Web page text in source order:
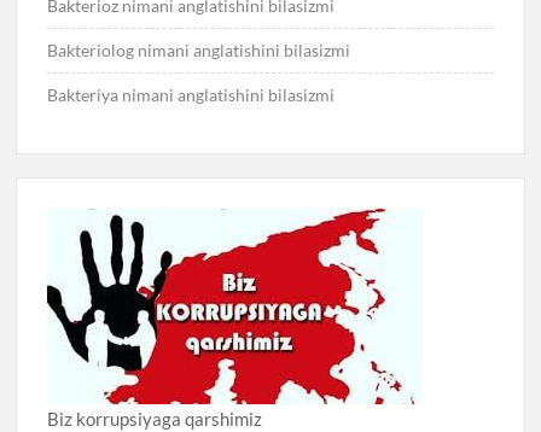
Bakterioz nimani anglatishini bilasizmi
Bakteriolog nimani anglatishini bilasizmi
Bakteriya nimani anglatishini bilasizmi
Biz korrupsiyaga qarshimiz